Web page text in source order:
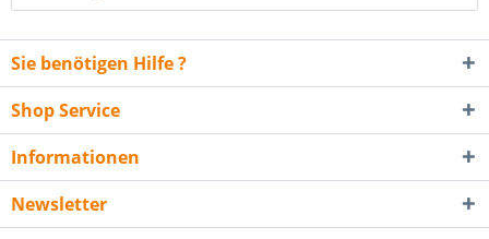
Sie benötigen Hilfe ?
Shop Service
Informationen
Newsletter